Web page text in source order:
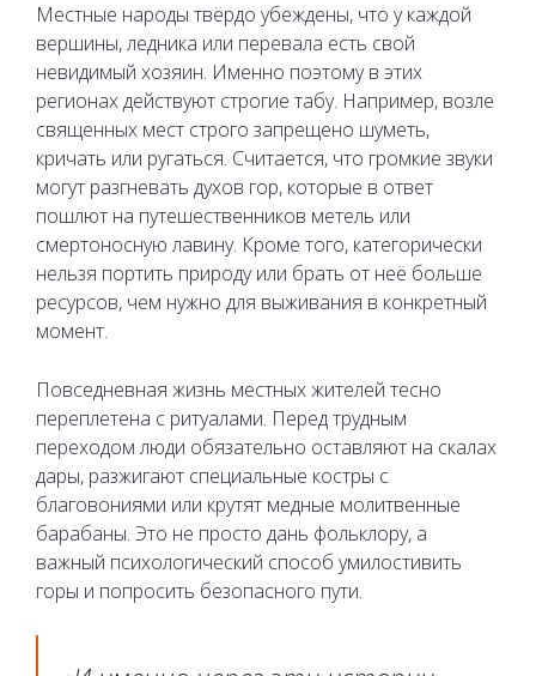
Местные народы твёрдо убеждены, что у каждой
вершины, ледника или перевала есть свой
невидимый хозяин. Именно поэтому в этих
регионах действуют строгие табу. Например, возле
священных мест строго запрещено шуметь,
кричать или ругаться. Считается, что громкие звуки
могут разгневать духов гор, которые в ответ
пошлют на путешественников метель или
смертоносную лавину. Кроме того, категорически
нельзя портить природу или брать от неё больше
ресурсов, чем нужно для выживания в конкретный
момент.
Повседневная жизнь местных жителей тесно
переплетена с ритуалами. Перед трудным
переходом люди обязательно оставляют на скалах
дары, разжигают специальные костры с
благовониями или крутят медные молитвенные
барабаны. Это не просто дань фольклору, а
важный психологический способ умилостивить
горы и попросить безопасного пути.